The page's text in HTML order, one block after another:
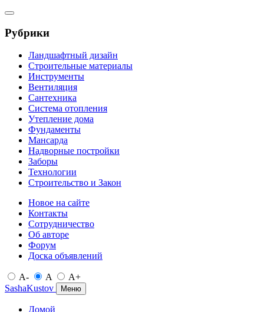
Рубрики
Ландшафтный дизайн
Строительные материалы
Инструменты
Вентиляция
Сантехника
Система отопления
Утепление дома
Фундаменты
Мансарда
Надворные постройки
Заборы
Технологии
Строительство и Закон
Новое на сайте
Контакты
Сотрудничество
Об авторе
Форум
Доска объявлений
A- A
A+
SashaKustov
Меню
Домой